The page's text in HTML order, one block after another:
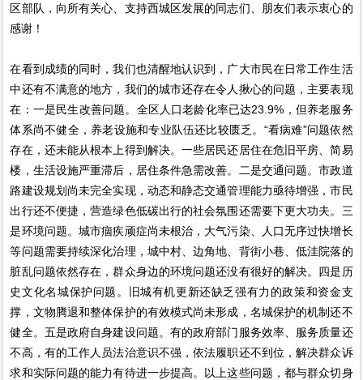
区部队，向所有关心、支持西城区发展的同志们、朋友们表示衷心的
感谢！
在看到成绩的同时，我们也清醒地认识到，广大市民在日常工作生活
中还有不满意的地方，我们的城市还存在令人揪心的问题，主要表现
在：一是民生改善问题。全区人口老龄化率已达23.9%，但养老服务
体系尚不健全，养老设施和专业队伍还比较匮乏。“看病难”问题依然
存在，还未能从根本上得到解决。一些居民还居住在危旧平房、简易
楼，生活设施严重滞后，居住条件急需改善。二是交通问题。市政道
路建设规划尚未完全实现，动态和静态交通管理能力亟待增强，市民
出行还不便捷，营造绿色低碳出行的社会氛围还需要下更大功夫。三
是环境问题。城市痼疾顽症尚未根治，大气污染、人口无序过快增长
等问题需要持续深化治理，城中村、边角地、背街小巷、低洼院落的
脏乱问题依然存在，群众身边的环境问题还没有很好的解决。四是历
史文化名城保护问题。旧城有机更新还缺乏强有力的政策和资金支
撑，文物腾退和整体保护的有效模式尚未形成，名城保护的机制还不
健全。五是政府自身建设问题。有的政府部门服务效率、服务质量还
不高，有的工作人员法治意识不强，依法履职还不到位，解决群众诉
求和实际问题的能力有待进一步提高。以上这些问题，都与群众切身